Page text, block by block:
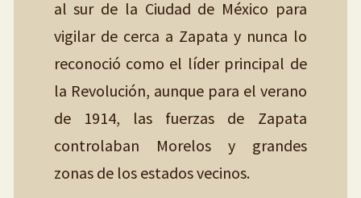
al sur de la Ciudad de México para
vigilar de cerca a Zapata y nunca lo
reconoció como el líder principal de
la Revolución, aunque para el verano
de 1914, las fuerzas de Zapata
controlaban Morelos y grandes
zonas de los estados vecinos.